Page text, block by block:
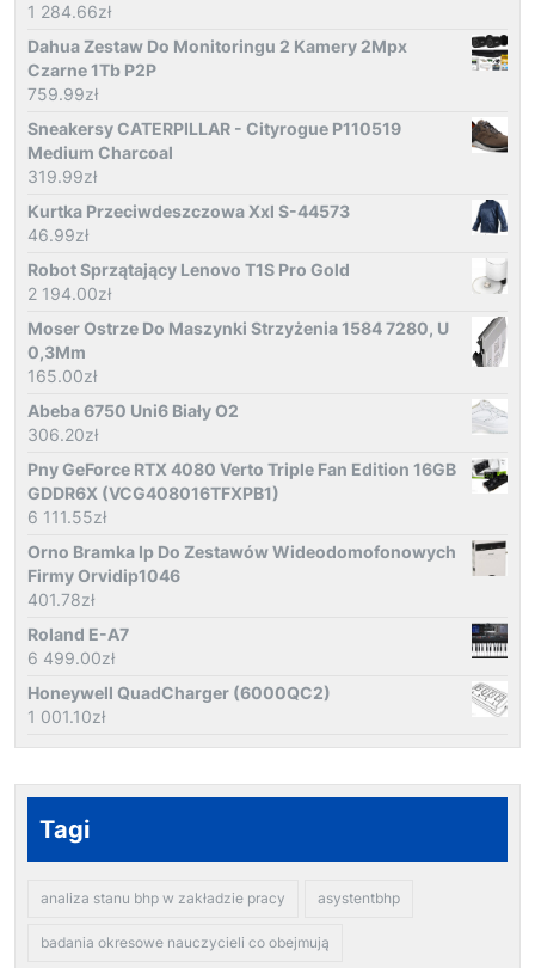
1 284.66zł
Dahua Zestaw Do Monitoringu 2 Kamery 2Mpx
Czarne 1Tb P2P
759.99zł
Sneakersy CATERPILLAR - Cityrogue P110519
Medium Charcoal
319.99zł
Kurtka Przeciwdeszczowa Xxl S-44573
46.99zł
Robot Sprzątający Lenovo T1S Pro Gold
2 194.00zł
Moser Ostrze Do Maszynki Strzyżenia 1584 7280, U
0,3Mm
165.00zł
Abeba 6750 Uni6 Biały O2
306.20zł
Pny GeForce RTX 4080 Verto Triple Fan Edition 16GB
GDDR6X (VCG408016TFXPB1)
6 111.55zł
Orno Bramka Ip Do Zestawów Wideodomofonowych
Firmy Orvidip1046
401.78zł
Roland E-A7
6 499.00zł
Honeywell QuadCharger (6000QC2)
1 001.10zł
Tagi
analiza stanu bhp w zakładzie pracy asystentbhp
badania okresowe nauczycieli co obejmują